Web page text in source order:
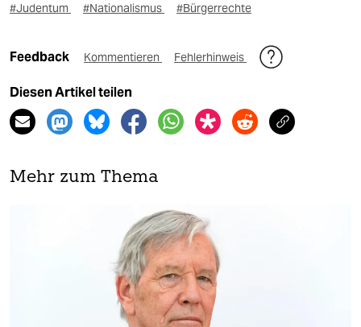
#Judentum
#Nationalismus #Bürgerrechte
Feedback Kommentieren Fehlerhinweis
Diesen Artikel teilen
Mehr zum Thema